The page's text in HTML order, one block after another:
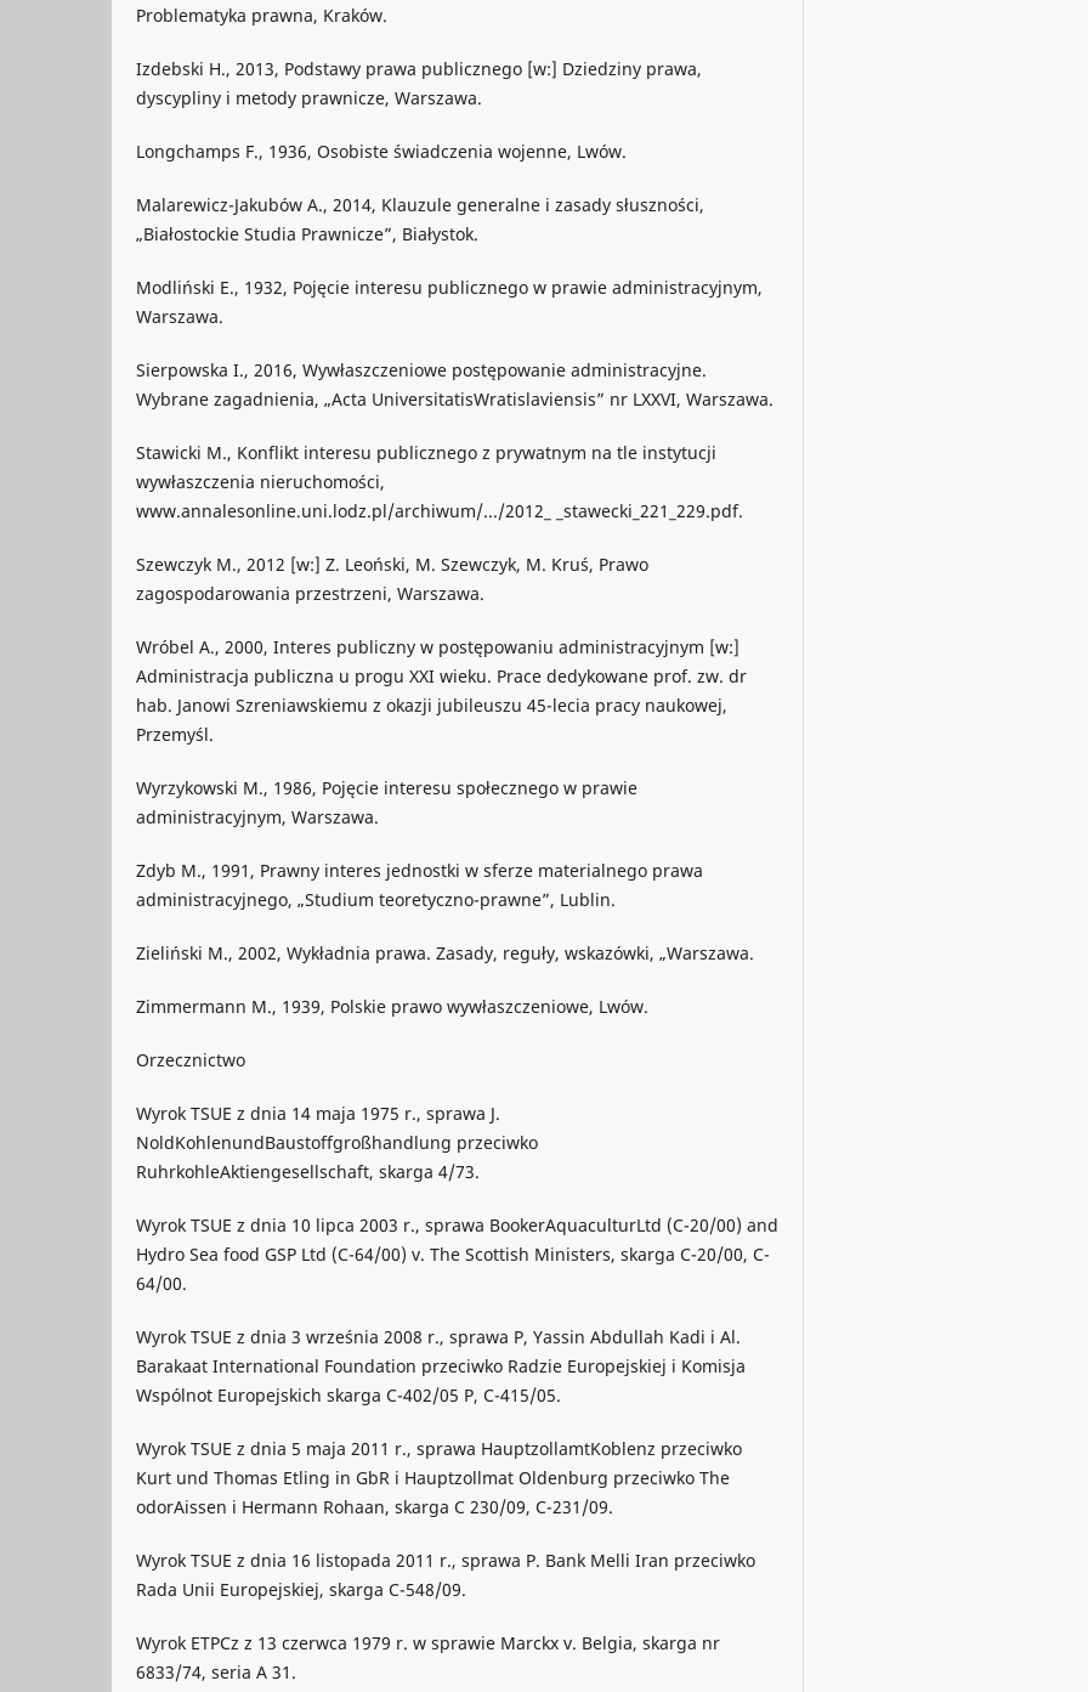
Problematyka prawna, Kraków.
Izdebski H., 2013, Podstawy prawa publicznego [w:] Dziedziny prawa,
dyscypliny i metody prawnicze, Warszawa.
Longchamps F., 1936, Osobiste świadczenia wojenne, Lwów.
Malarewicz-Jakubów A., 2014, Klauzule generalne i zasady słuszności,
„Białostockie Studia Prawnicze”, Białystok.
Modliński E., 1932, Pojęcie interesu publicznego w prawie administracyjnym,
Warszawa.
Sierpowska I., 2016, Wywłaszczeniowe postępowanie administracyjne.
Wybrane zagadnienia, „Acta UniversitatisWratislaviensis” nr LXXVI, Warszawa.
Stawicki M., Konflikt interesu publicznego z prywatnym na tle instytucji
wywłaszczenia nieruchomości,
www.annalesonline.uni.lodz.pl/archiwum/.../2012_ _stawecki_221_229.pdf.
Szewczyk M., 2012 [w:] Z. Leoński, M. Szewczyk, M. Kruś, Prawo
zagospodarowania przestrzeni, Warszawa.
Wróbel A., 2000, Interes publiczny w postępowaniu administracyjnym [w:]
Administracja publiczna u progu XXI wieku. Prace dedykowane prof. zw. dr
hab. Janowi Szreniawskiemu z okazji jubileuszu 45-lecia pracy naukowej,
Przemyśl.
Wyrzykowski M., 1986, Pojęcie interesu społecznego w prawie
administracyjnym, Warszawa.
Zdyb M., 1991, Prawny interes jednostki w sferze materialnego prawa
administracyjnego, „Studium teoretyczno-prawne”, Lublin.
Zieliński M., 2002, Wykładnia prawa. Zasady, reguły, wskazówki, „Warszawa.
Zimmermann M., 1939, Polskie prawo wywłaszczeniowe, Lwów.
Orzecznictwo
Wyrok TSUE z dnia 14 maja 1975 r., sprawa J.
NoldKohlenundBaustoffgroßhandlung przeciwko
RuhrkohleAktiengesellschaft, skarga 4/73.
Wyrok TSUE z dnia 10 lipca 2003 r., sprawa BookerAquaculturLtd (C-20/00) and
Hydro Sea food GSP Ltd (C-64/00) v. The Scottish Ministers, skarga C-20/00, C-
64/00.
Wyrok TSUE z dnia 3 września 2008 r., sprawa P, Yassin Abdullah Kadi i Al.
Barakaat International Foundation przeciwko Radzie Europejskiej i Komisja
Wspólnot Europejskich skarga C-402/05 P, C-415/05.
Wyrok TSUE z dnia 5 maja 2011 r., sprawa HauptzollamtKoblenz przeciwko
Kurt und Thomas Etling in GbR i Hauptzollmat Oldenburg przeciwko The
odorAissen i Hermann Rohaan, skarga C 230/09, C-231/09.
Wyrok TSUE z dnia 16 listopada 2011 r., sprawa P. Bank Melli Iran przeciwko
Rada Unii Europejskiej, skarga C-548/09.
Wyrok ETPCz z 13 czerwca 1979 r. w sprawie Marckx v. Belgia, skarga nr
6833/74, seria A 31.